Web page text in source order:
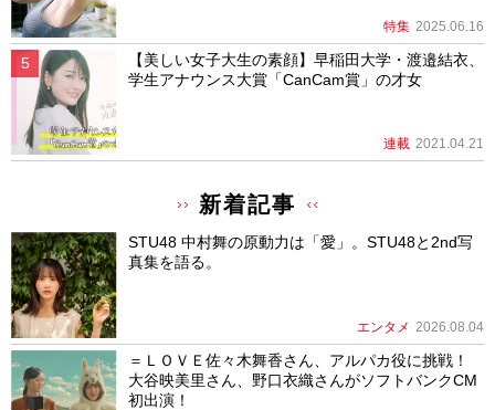
特集 2025.06.16
【美しい女子大生の素顔】早稲田大学・渡邉結衣、
学生アナウンス大賞「CanCam賞」の才女
連載 2021.04.21
新着記事
STU48 中村舞の原動力は「愛」。STU48と2nd写
真集を語る。
エンタメ 2026.08.04
＝ＬＯＶＥ佐々木舞香さん、アルパカ役に挑戦！
大谷映美里さん、野口衣織さんがソフトバンクCM
初出演！